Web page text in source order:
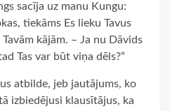
sacīja uz manu Kungu:
tiekāms Es lieku Tavus
kājām. – Ja nu Dāvids
Tas var būt viņa dēls?”
atbilde, jeb jautājums, ko
izbiedējusi klausītājus, ka